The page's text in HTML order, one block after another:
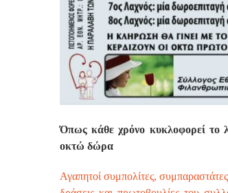
Όπως κάθε χρόνο κυκλοφορεί το
οκτώ δώρα
Αγαπητοί συμπολίτες,